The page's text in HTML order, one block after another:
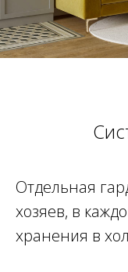
Отдельная
хозяев, в
хранения в